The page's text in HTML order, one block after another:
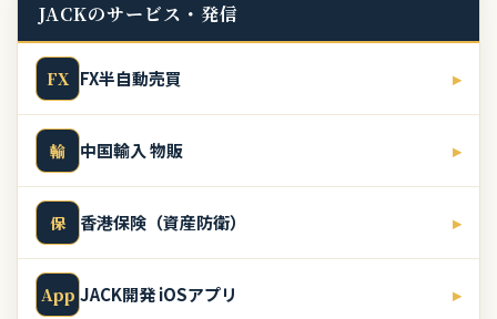
JACKのサービス・発信
FX FX半自動売買 ▸
輸 中国輸入 物販 ▸
保 香港保険（資産防衛） ▸
App JACK開発 iOSアプリ ▸